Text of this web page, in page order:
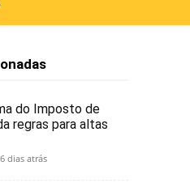
do Imposto de
regras para altas
6 dias atrás